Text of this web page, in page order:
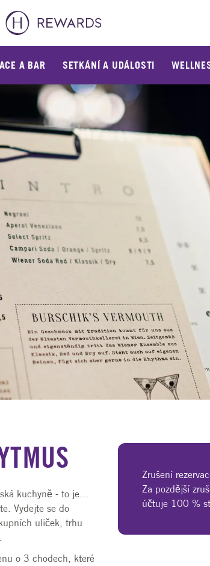
A BAR SETKÁNÍ A UDÁLOSTI
kuchyně - to je...
Vydejte se do
uliček, trhu
o 3 chodech, které
Zrušení
Za pozdější
účtuje 100 %